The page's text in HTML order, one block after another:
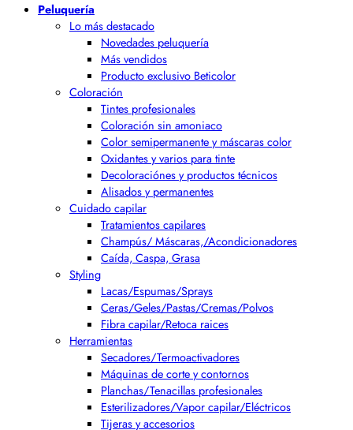
Peluquería
Lo más destacado
Novedades peluquería
Más vendidos
Producto exclusivo Beticolor
Coloración
Tintes profesionales
Coloración sin amoniaco
Color semipermanente y máscaras color
Oxidantes y varios para tinte
Decoloraciónes y productos técnicos
Alisados y permanentes
Cuidado capilar
Tratamientos capilares
Champús/ Máscaras,/Acondicionadores
Caída, Caspa, Grasa
Styling
Lacas/Espumas/Sprays
Ceras/Geles/Pastas/Cremas/Polvos
Fibra capilar/Retoca raices
Herramientas
Secadores/Termoactivadores
Máquinas de corte y contornos
Planchas/Tenacillas profesionales
Esterilizadores/Vapor capilar/Eléctricos
Tijeras y accesorios